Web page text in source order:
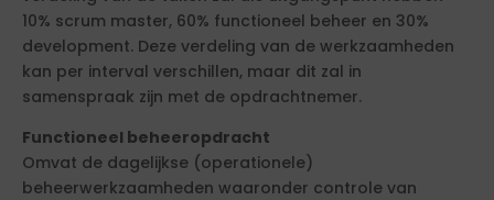
10% scrum master, 60% functioneel beheer en 30%
development. Deze verdeling van de werkzaamheden
kan per interval verschillen, maar dit zal in
samenspraak zijn met de opdrachtnemer.
Functioneel beheeropdracht
Omvat de dagelijkse (operationele)
beheerwerkzaamheden waaronder controle van